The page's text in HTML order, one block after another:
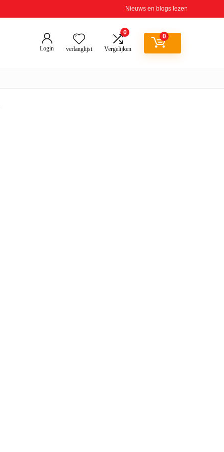
Nieuws en blogs lezen
Login verlanglijst
0
Vergelijken
0